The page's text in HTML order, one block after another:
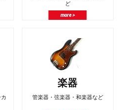
ど
more >
楽器
管楽器・弦楽器・和楽器など